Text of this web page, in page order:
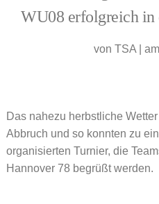
WU08 erfolgreich in
von TSA
Das nahezu herbstliche
Abbruch und so konnten zu
organisierten Turnier, die
Hannover 78 begrüßt werden.